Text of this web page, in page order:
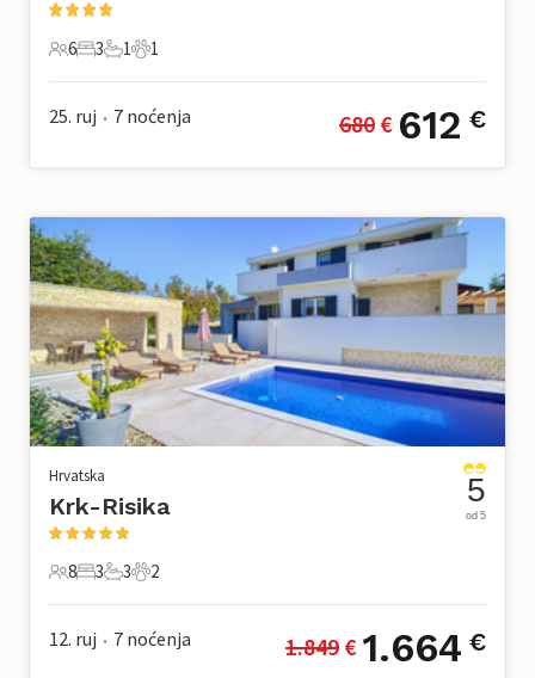
6 Gosti
6
3 Spavaće sobe
3
1 Kupaonica
1
1 Kućni ljubimac
1
25. ruj • 7 noćenja 680 € 612 €
Hrvatska
Krk-Risika
8 Gosti
8
3 Spavaće sobe
3
3 Kupaonice
3
2 Kućni ljubimac
2
5
od 5
12. ruj • 7 noćenja 1.849 € 1.664 €